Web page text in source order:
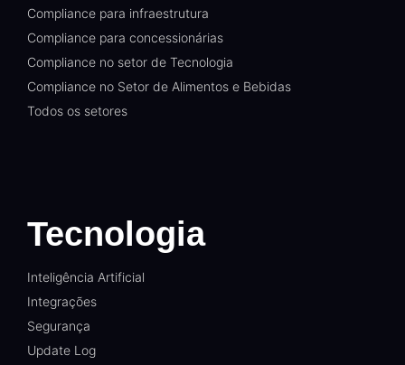
Compliance para infraestrutura
Compliance para concessionárias
Compliance no setor de Tecnologia
Compliance no Setor de Alimentos e Bebidas
Todos os setores
Tecnologia
Inteligência Artificial
Integrações
Segurança
Update Log